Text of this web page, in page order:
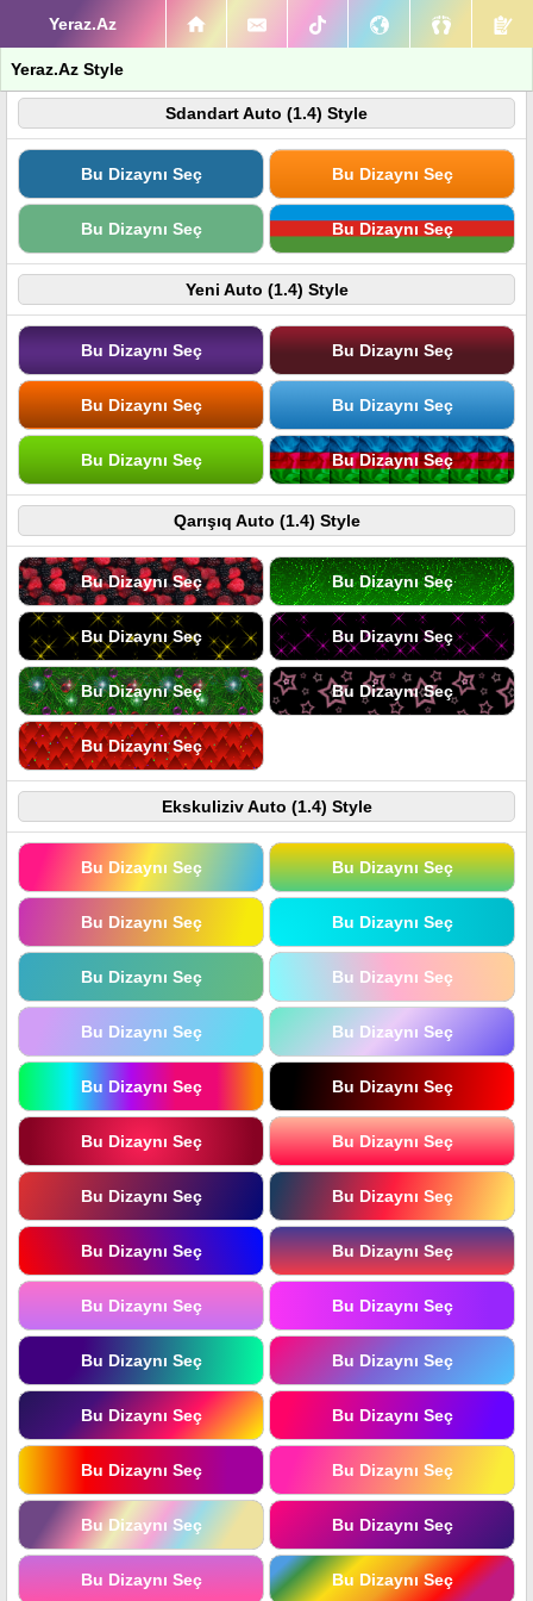
Yeraz.Az
Yeraz.Az Style
Sdandart Auto (1.4) Style
Bu Dizaynı Seç Bu Dizaynı Seç
Bu Dizaynı Seç Bu Dizaynı Seç
Yeni Auto (1.4) Style
Bu Dizaynı Seç Bu Dizaynı Seç
Bu Dizaynı Seç Bu Dizaynı Seç
Bu Dizaynı Seç Bu Dizaynı Seç
Qarışıq Auto (1.4) Style
Bu Dizaynı Seç Bu Dizaynı Seç
Bu Dizaynı Seç Bu Dizaynı Seç
Bu Dizaynı Seç Bu Dizaynı Seç
Bu Dizaynı Seç
Ekskuliziv Auto (1.4) Style
Bu Dizaynı Seç Bu Dizaynı Seç
Bu Dizaynı Seç Bu Dizaynı Seç
Bu Dizaynı Seç Bu Dizaynı Seç
Bu Dizaynı Seç Bu Dizaynı Seç
Bu Dizaynı Seç Bu Dizaynı Seç
Bu Dizaynı Seç Bu Dizaynı Seç
Bu Dizaynı Seç Bu Dizaynı Seç
Bu Dizaynı Seç Bu Dizaynı Seç
Bu Dizaynı Seç Bu Dizaynı Seç
Bu Dizaynı Seç Bu Dizaynı Seç
Bu Dizaynı Seç Bu Dizaynı Seç
Bu Dizaynı Seç Bu Dizaynı Seç
Bu Dizaynı Seç Bu Dizaynı Seç
Bu Dizaynı Seç Bu Dizaynı Seç